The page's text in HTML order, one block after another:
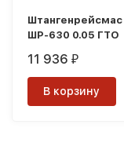
Штангенрейсмас
ШР-630 0.05 ГТО
11 936₽
В корзину